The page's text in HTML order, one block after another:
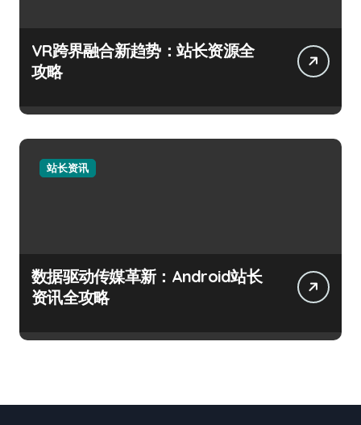
VR跨界融合新趋势：站长资源全
攻略
站长资讯
数据驱动传媒革新：Android站长
资讯全攻略